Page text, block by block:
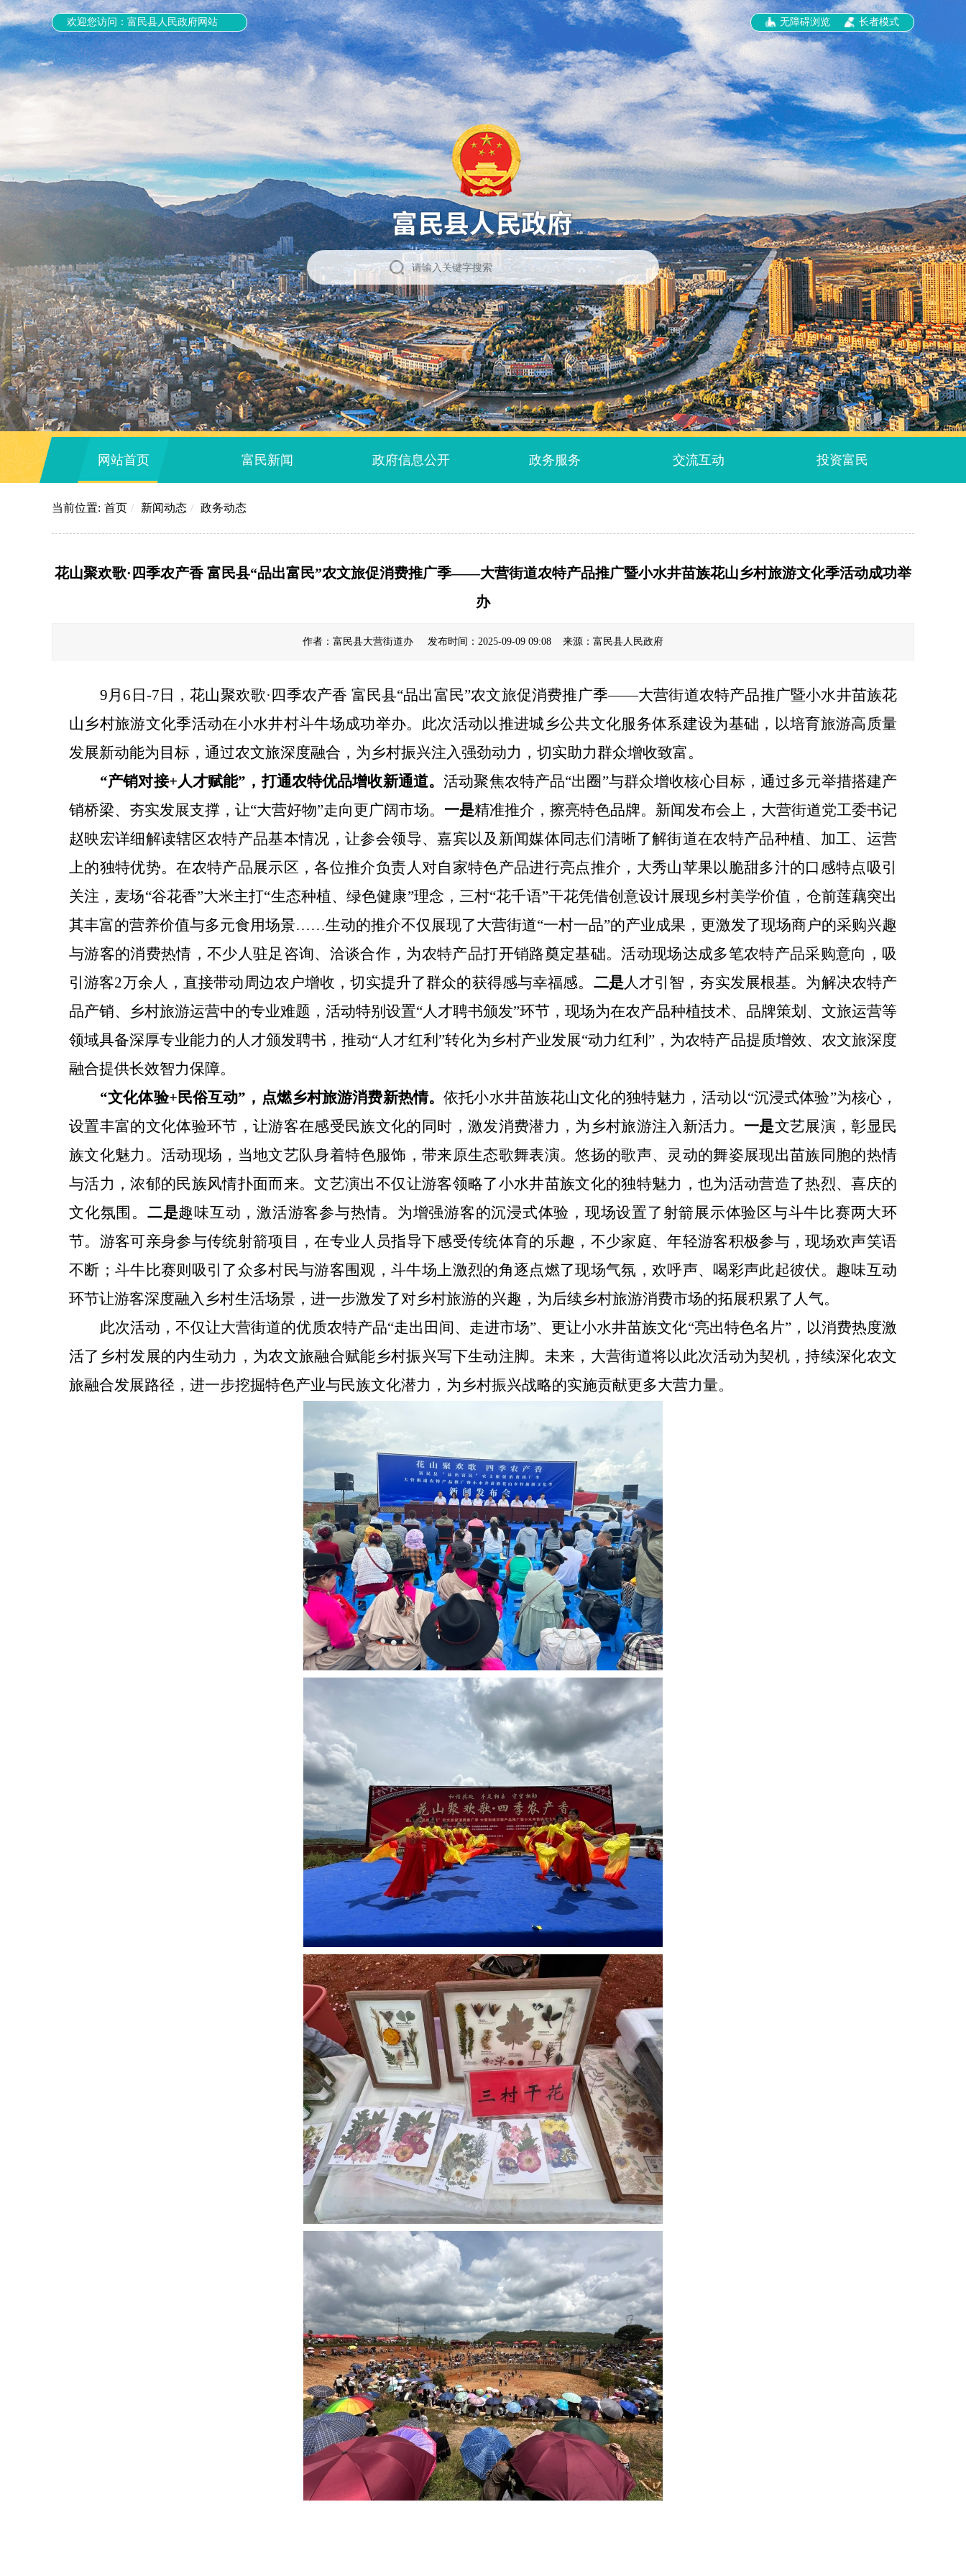
欢迎您访问：富民县人民政府网站 无障碍浏览 长者模式
网站首页 富民新闻 政府信息公开 政务服务 交流互动 投资富民
当前位置: 首页 / 新闻动态 / 政务动态
花山聚欢歌·四季农产香 富民县“品出富民”农文旅促消费推广季——大营街道农特产品推广暨小水井苗族花山乡村旅游文化季活动成功举
办
作者：富民县大营街道办 发布时间：2025-09-09 09:08 来源：富民县人民政府
9月 6 日 -7 日 ，花山聚欢歌·四季农产香 富民县“品出富民”农文旅促消费推广季——大营街道农特产品推广暨小水井苗族花
山乡村旅游文化季活动在小水井村斗牛场成功举办。 此次活动以推进城乡公共文化服务体系建设为基础 ， 以培育旅游高质量
发展新动能为目标 ， 通过农文旅深度融合 ，为乡村振兴注入强劲动力，切实助力群众增收致富。
“产销对接+人才赋能” ，打通农特优品增收新通道。活动聚焦农特产品“出圈”与群众增收核心目标，通过多元举措搭建产
销桥梁、夯实发展支撑，让“大营好物”走向更广阔市场。 一是精准推介， 擦亮特色品牌。 新闻发布会上 ， 大营街道党工委书记
赵映宏详细解读辖区农特产品基本情况 ，让参会领导、嘉宾以及新闻媒体同志们清晰了解街道在农特产品种植、加工、运营
上的独特优势。在农特产品展示区，各位推介负责人对自家特色产品进行亮点推介， 大秀山苹果以脆甜多汁的口感特点吸引
关注，麦场“谷花香”大米主打“生态种植、绿色健康”理念，三村“花千语”干花凭借创意设计展现乡村美学价值，仓前莲藕突出
其丰富的营养价值与多元食用场景……生动的推介不仅展现了大营街道“一村一品”的产业成果，更激发了现场商户的采购兴趣
与游客的消费热情，不少人驻足咨询、洽谈合作，为农特产品打开销路奠定基础。活动现场达成多笔农特产品采购意向，吸
引游客2万余人，直接带动周边农户增收，切实提升了群众的获得感与幸福感。 二是人才引智，夯实发展根基。 为解决农特产
品产销、乡村旅游运营中的专业难题 ，活动特别设置“人才聘书颁发”环节， 现场为在农产品种植技术、品牌策划、文旅运营等
领域具备深厚专业能力的人才颁发聘书，推动“人才红利”转化为乡村产业发展“动力红利” ， 为农特产品提质增效、农文旅深度
融合提供长效智力保障。
“文化体验+民俗互动” ，点燃乡村旅游消费新热情。依托小水井苗族花山文化的独特魅力 ，活动以“沉浸式体验”为核心，
设置丰富的文化体验环节 ，让游客在感受民族文化的同时，激发消费潜力，为乡村旅游注入新活力。 一是文艺展演，彰显民
族文化魅力 。活动现场，当地文艺队身着特色服饰 ， 带来原生态歌舞表演。悠扬的歌声、灵动的舞姿展现出苗族同胞的热情
与活力 ，浓郁的民族风情扑面而来。文艺演出不仅让游客领略了小水井苗族文化的独特魅力 ，也为活动营造了热烈、喜庆的
文化氛围。 二是趣味互动，激活游客参与热情。 为增强游客的沉浸式体验，现场设置了 射箭展示体验区与斗牛比赛两大环
节。 游客可亲身参与传统射箭项目 ，在专业人员指导下感受传统体育的乐趣 ， 不少家庭、年轻游客积极参与，现场欢声笑语
不断 ；斗牛比赛则吸引了众多村民与游客围观，斗牛场上激烈的角逐点燃了现场气氛， 欢呼声、喝彩声此起彼伏。趣味互动
环节让游客深度融入乡村生活场景，进一步激发了对乡村旅游的兴趣，为后续乡村旅游消费市场的拓展积累了人气。
此次活动，不仅让大营街道的优质农特产品“走出田间、走进市场”、 更让小水井苗族文化“亮出特色名片”，以消费热度激
活了乡村发展的内生动力 ，为农文旅融合赋能乡村振兴写下生动注脚。未来，大营街道将以此次活动为契机，持续深化农文
旅融合发展路径，进一步挖掘特色产业与民族文化潜力，为乡村振兴战略的实施贡献更多大营力量。